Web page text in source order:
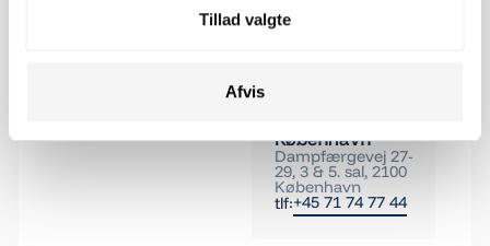
Tillad valgte
Afvis
Viborgvej 159 A,
8210 Århus V
København
Dampfærgevej 27-
29, 3 & 5. sal, 2100
København
tlf:+45 71 74 77 44